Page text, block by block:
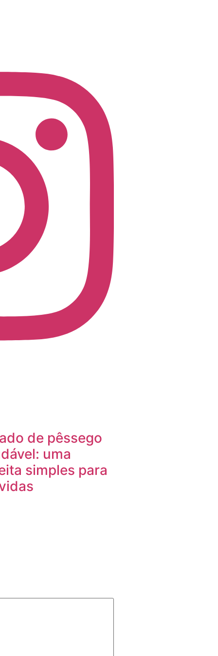
de pêssego
uma
simples para